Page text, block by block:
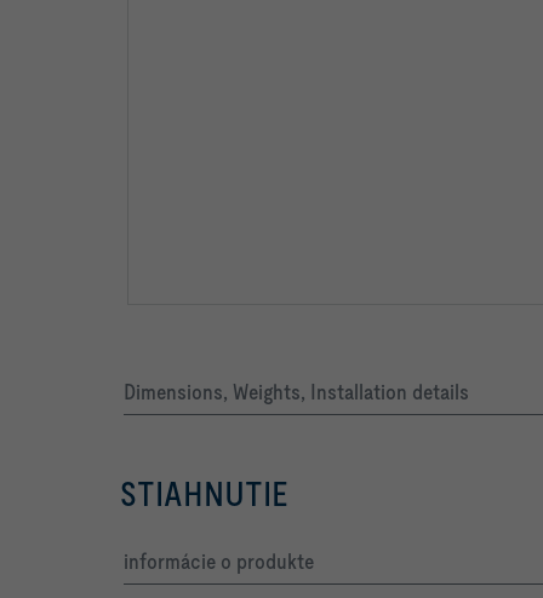
Dimensions, Weights, Installation details
STIAHNUTIE
informácie o produkte